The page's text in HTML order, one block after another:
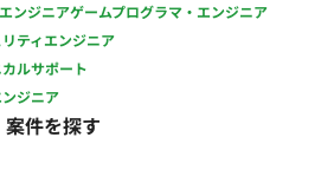
ンジニアゲームプログラマ・エンジニア
ティエンジニア
ルサポート
ジニア
件を探す